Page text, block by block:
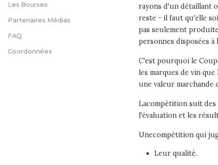
Les Bourses
Partenaires Médias
FAQ
Coordonnées
rayons d'un détaillant
reste - il faut qu'elle
pas seulement
personnes disposées
C'est pourquoi le
les marques de vin
une valeur marchande
Lacompétition suit
l'évaluation et les
Unecompétition qui
Leur qualité.